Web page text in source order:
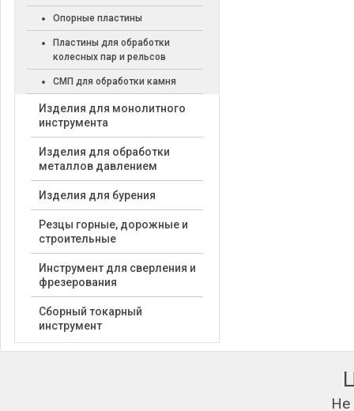
Опорные пластины
Пластины для обработки
колесных пар и рельсов
СМП для обработки камня
Изделия для монолитного
инструмента
Изделия для обработки
металлов давлением
Изделия для бурения
Резцы горные, дорожные и
строительные
Инструмент для сверления и
фрезерования
Сборный токарный
инструмент
Не